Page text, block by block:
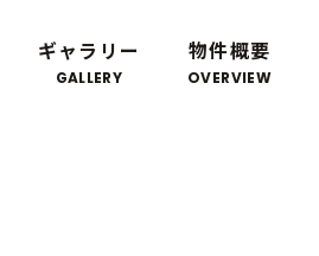
ギャラリー
GALLERY
物件概要
OVERVIEW